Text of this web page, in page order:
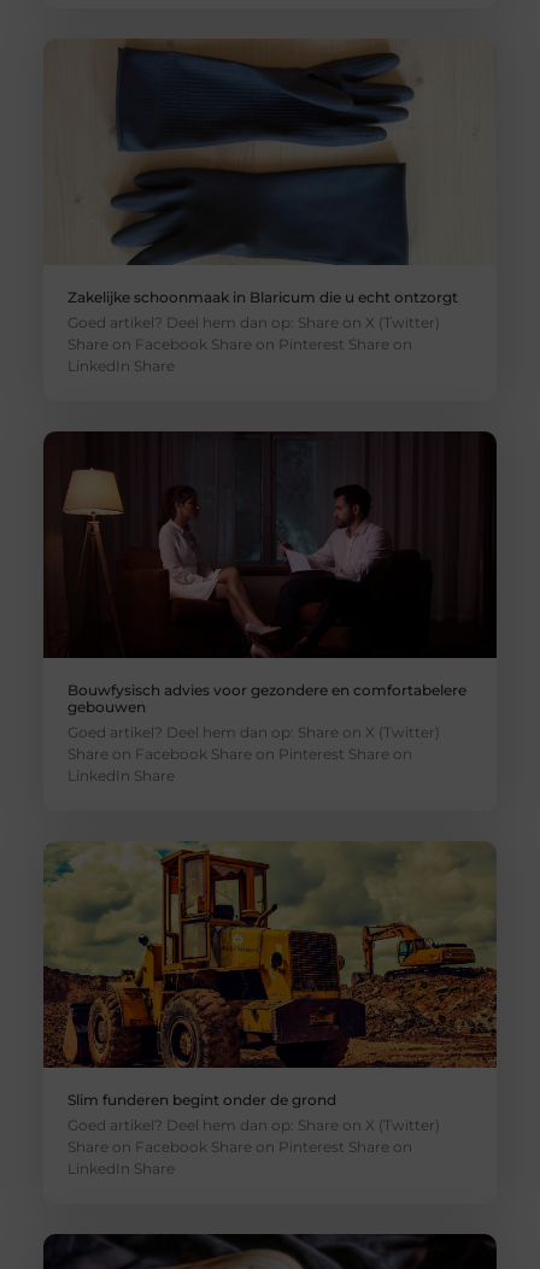
Zakelijke schoonmaak in Blaricum die u echt ontzorgt
Goed artikel? Deel hem dan op: Share on X (Twitter)
Share on Facebook Share on Pinterest Share on
LinkedIn Share
Bouwfysisch advies voor gezondere en comfortabelere
gebouwen
Goed artikel? Deel hem dan op: Share on X (Twitter)
Share on Facebook Share on Pinterest Share on
LinkedIn Share
Slim funderen begint onder de grond
Goed artikel? Deel hem dan op: Share on X (Twitter)
Share on Facebook Share on Pinterest Share on
LinkedIn Share